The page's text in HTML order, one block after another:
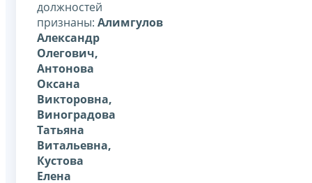
должностей
признаны: Алимгулов
Александр
Олегович,
Антонова
Оксана
Викторовна,
Виноградова
Татьяна
Витальевна,
Кустова
Елена